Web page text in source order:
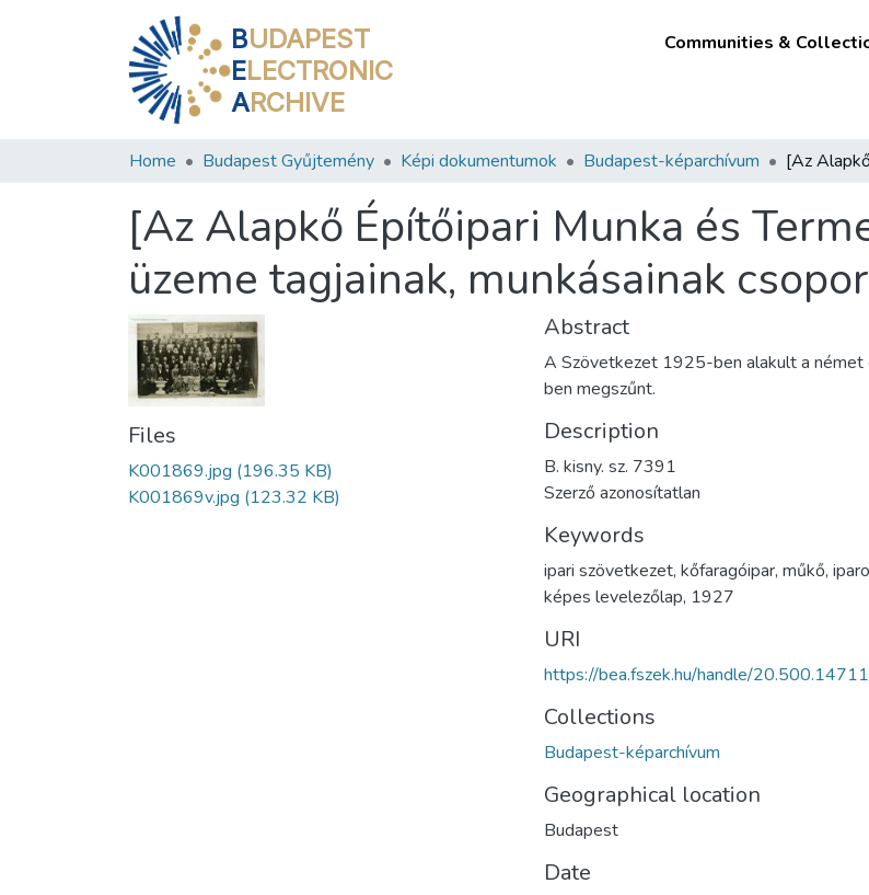
BUDAPEST
ELECTRONIC
ARCHIVE
Communities &
Home Budapest Gyűjtemény Képi dokumentumok Budapest-képarchívum
[Az Alapkő Építőipari Munka és
üzeme tagjainak, munkásainak
Files
K001869.jpg (196.35 KB)
K001869v.jpg (123.32 KB)
Abstract
A Szövetkezet 1925-ben alakult a
ben megszűnt.
Description
B. kisny. sz. 7391
Szerző azonosítatlan
Keywords
ipari szövetkezet, kőfaragóipar, műkő,
képes levelezőlap, 1927
URI
https://bea.fszek.hu/handle/
Collections
Budapest-képarchívum
Geographical location
Budapest
Date